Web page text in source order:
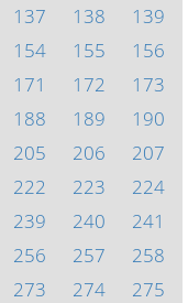
137 138
139
154 155
156
171 172
173
188 189
190
205 206
207
222 223
224
239 240
241
256 257
258
273 274 275